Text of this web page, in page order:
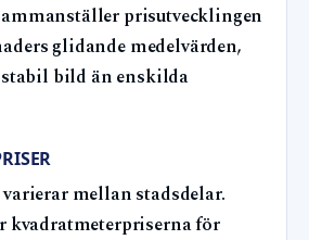
prisutvecklingen
glidande medelvärden,
bild än enskilda
mellan stadsdelar.
kvadratmeterpriserna för